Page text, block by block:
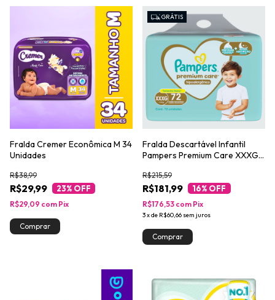
Fralda Cremer Econômica M 34
Unidades
R$29,99
R$38,99
23% OFF
R$29,09 com Pix
GRÁTIS
Fralda Descartável Infantil
Pampers Premium Care XXXG
R$181,99
R$215,59
16% OFF
3xde R$60,66 sem juros
R$176,53 com Pix